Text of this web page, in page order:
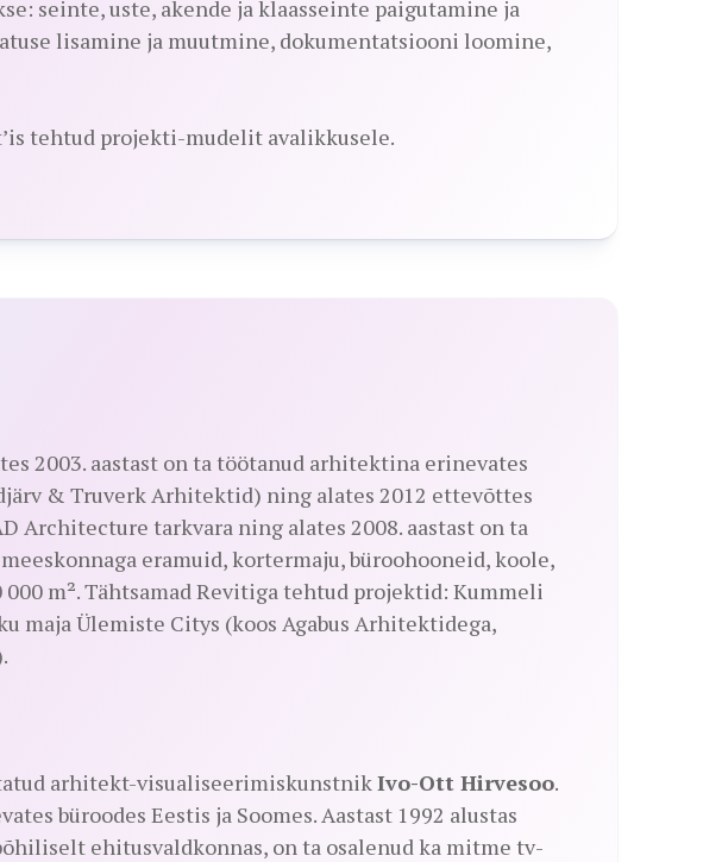
seinte, uste, akende ja klaasseinte paigutamine ja
lisamine ja muutmine, dokumentatsiooni loomine,
tehtud projekti-mudelit avalikkusele.
2003. aastast on ta töötanud arhitektina erinevates
& Truverk Arhitektid) ning alates 2012 ettevõttes
Architecture tarkvara ning alates 2008. aastast on ta
eramuid, kortermaju, büroohooneid, koole,
m². Tähtsamad Revitiga tehtud projektid: Kummeli
maja Ülemiste Citys (koos Agabus Arhitektidega,
arhitekt-visualiseerimiskunstnikIvo-Ott Hirvesoo.
büroodes Eestis ja Soomes. Aastast 1992 alustas
ehitusvaldkonnas, on ta osalenud ka mitme tv-